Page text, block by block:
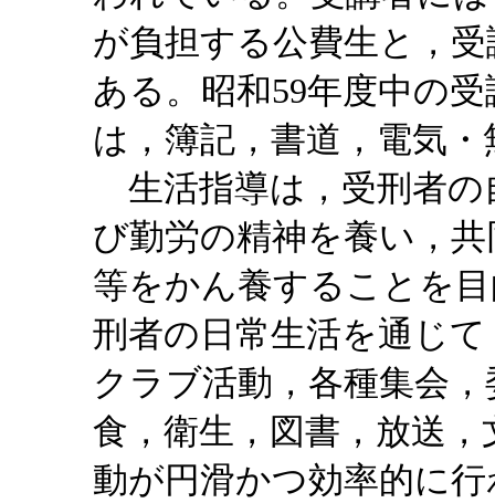
が負担する公費生と，
ある。昭和59年度中の
は，簿記，書道，電気
生活指導は，受刑者の
び勤労の精神を養い，
等をかん養することを
刑者の日常生活を通じ
クラブ活動，各種集会
食，衛生，図書，放送
動が円滑かつ効率的に